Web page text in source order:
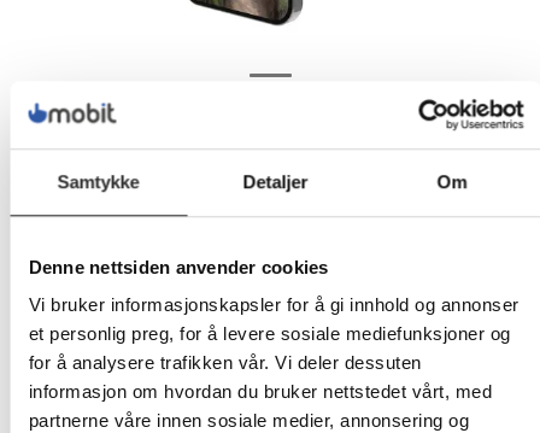
Samtykke Detaljer Om
Denne nettsiden anvender cookies
Vi bruker informasjonskapsler for å gi innhold og annonser
et personlig preg, for å levere sosiale mediefunksjoner og
for å analysere trafikken vår. Vi deler dessuten
informasjon om hvordan du bruker nettstedet vårt, med
partnerne våre innen sosiale medier, annonsering og
269,-
Eks mva
- +
LEGG I HANDLEVOGN